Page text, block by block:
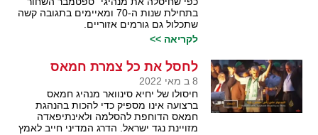
בתחילת שנות ה-70 ומאיימים בתגובה קשה
שתכלול גם גורמים אזוריים.
לקריאה >>
לחסל את כל צמרת חמאס
8 ב מאי 2022
חיסולו של יחיא סינוואר מנהיג חמאס
ברצועה אינו מספיק כדי להכות בהנהגת
חמאס הדוחפת להסלמה ולאינתיפאדה
מזויינת נגד ישראל. הדרג המדיני חייב לאמץ